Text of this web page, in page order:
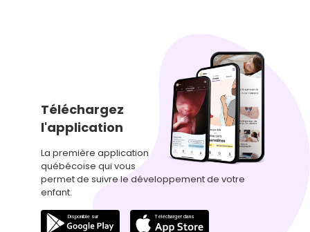
Téléchargez
l'application
La première application
québécoise qui vous
permet de suivre le développement de votre
enfant.